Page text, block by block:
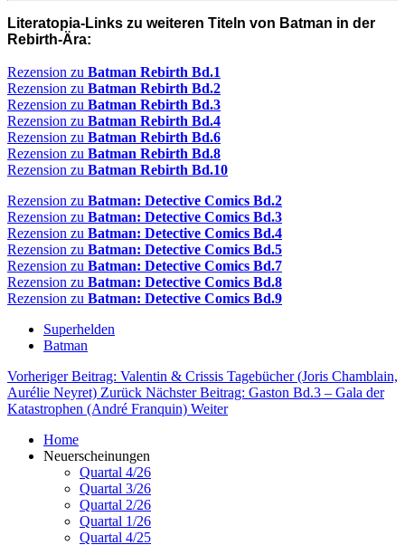
Literatopia-Links zu weiteren Titeln von Batman in der
Rebirth-Ära:
Rezension zu Batman Rebirth Bd.1
Rezension zu Batman Rebirth Bd.2
Rezension zu Batman Rebirth Bd.3
Rezension zu Batman Rebirth Bd.4
Rezension zu Batman Rebirth Bd.6
Rezension zu Batman Rebirth Bd.8
Rezension zu Batman Rebirth Bd.10
Rezension zu Batman: Detective Comics Bd.2
Rezension zu Batman: Detective Comics Bd.3
Rezension zu Batman: Detective Comics Bd.4
Rezension zu Batman: Detective Comics Bd.5
Rezension zu Batman: Detective Comics Bd.7
Rezension zu Batman: Detective Comics Bd.8
Rezension zu Batman: Detective Comics Bd.9
Superhelden
Batman
Vorheriger Beitrag: Valentin & Crissis Tagebücher (Joris Chamblain,
Aurélie Neyret) Zurück Nächster Beitrag: Gaston Bd.3 – Gala der
Katastrophen (André Franquin) Weiter
Home
Neuerscheinungen
Quartal 4/26
Quartal 3/26
Quartal 2/26
Quartal 1/26
Quartal 4/25